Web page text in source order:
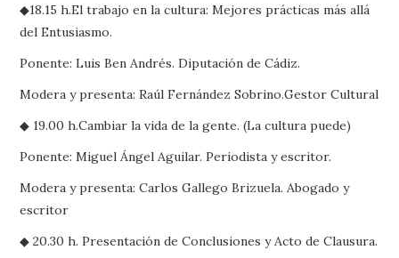
◆18.15 h.El trabajo en la cultura: Mejores prácticas más allá
del Entusiasmo.
Ponente: Luis Ben Andrés. Diputación de Cádiz.
Modera y presenta: Raúl Fernández Sobrino.Gestor Cultural
◆ 19.00 h.Cambiar la vida de la gente. (La cultura puede)
Ponente: Miguel Ángel Aguilar. Periodista y escritor.
Modera y presenta: Carlos Gallego Brizuela. Abogado y
escritor
◆ 20.30 h. Presentación de Conclusiones y Acto de Clausura.